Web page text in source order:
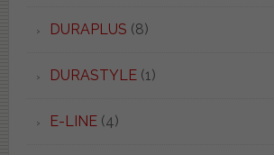
DURAPLUS (8)
DURASTYLE(1)
E-LINE(4)